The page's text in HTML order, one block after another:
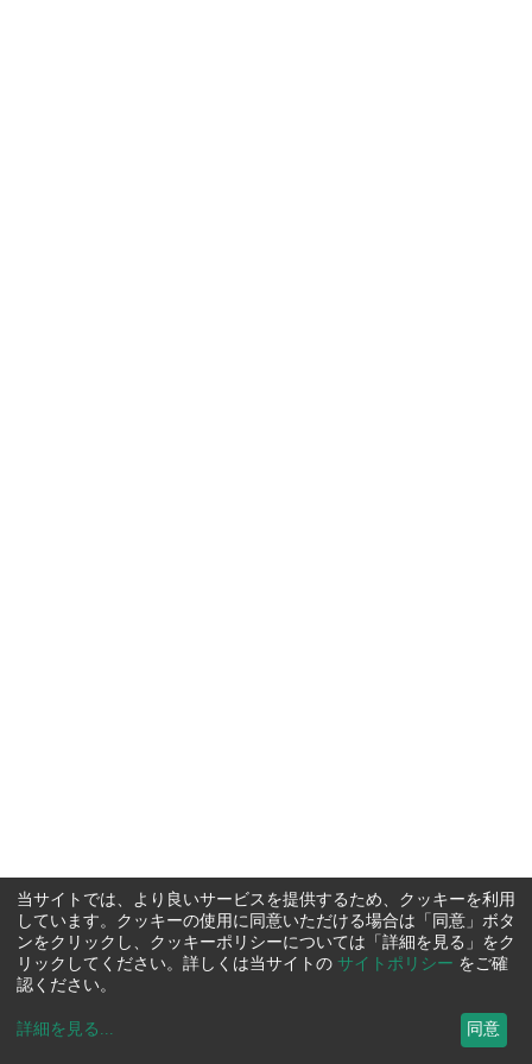
当サイトでは、より良いサービスを提供するため、クッキーを利用
しています。クッキーの使用に同意いただける場合は「同意」ボタ
ンをクリックし、クッキーポリシーについては「詳細を見る」をク
リックしてください。詳しくは当サイトの サイトポリシー をご確
認ください。
詳細を見る ... 同意